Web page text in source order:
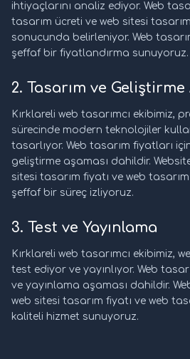
ihtiyaçlarını analiz ediyor. Web
tasarım ücreti ve web sitesi
sonucunda belirleniyor. Web
şeffaf bir fiyatlandırma sunuyoruz.
2. Tasarım ve Geliştirme
Kırklareli web tasarımcı ekibimiz,
sürecinde modern teknolojiler
tasarlıyor. Web tasarım fiyatları
geliştirme aşaması dahildir.
sitesi tasarım fiyatı ve web
şeffaf bir süreç izliyoruz.
3. Test ve Yayınlama
Kırklareli web tasarımcı ekibimiz,
test ediyor ve yayınlıyor. Web
ve yayınlama aşaması dahildir.
web sitesi tasarım fiyatı ve web
kaliteli hizmet sunuyoruz.